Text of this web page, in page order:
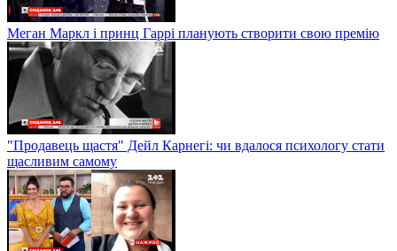
Меган Маркл і принц Гаррі планують створити свою премію
"Продавець щастя" Дейл Карнегі: чи вдалося психологу стати
щасливим самому